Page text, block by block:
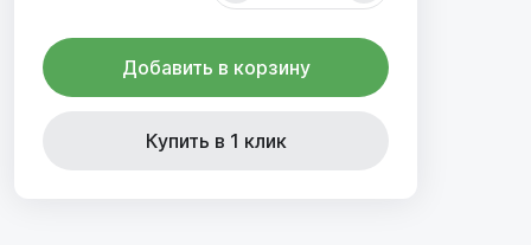
Добавить в корзину
Купить в 1 клик